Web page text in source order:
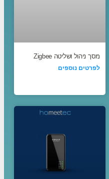
מסך ניהול ושליטה Zigbee
לפרטים נוספים